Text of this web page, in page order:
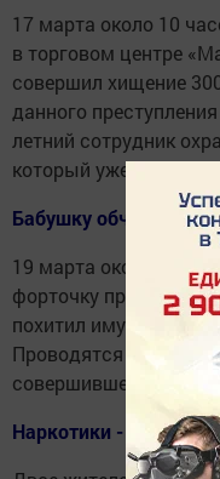
17 марта около 10
в торговом центре
совершил хищение
данного
летний сотрудник
который уже успел
Бабушку обчистил
19 марта около 4
форточку проник в
похитил имущество
Проводятся
совершившего данное
Наркотики - местные